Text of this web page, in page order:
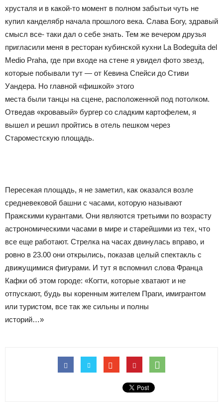
хрусталя и в какой-то момент в полном забытьи чуть не
купил канделябр начала прошлого века. Слава Богу, здравый
смысл все- таки дал о себе знать. Тем же вечером друзья
пригласили меня в ресторан кубинской кухни La Bodeguita del
Medio Praha, где при входе на стене я увидел фото звезд,
которые побывали тут — от Кевина Спейси до Стиви
Уандера. Но главной «фишкой» этого
места были танцы на сцене, расположенной под потолком.
Отведав «кровавый» бургер со сладким картофелем, я
вышел и решил пройтись в отель пешком через
Староместскую площадь.
Пересекая площадь, я не заметил, как оказался возле
средневековой башни с часами, которую называют
Пражскими курантами. Они являются третьими по возрасту
астрономическими часами в мире и старейшими из тех, что
все еще работают. Стрелка на часах двинулась вправо, и
ровно в 23.00 они открылись, показав целый спектакль с
движущимися фигурами. И тут я вспомнил слова Франца
Кафки об этом городе: «Когти, которые хватают и не
отпускают, будь вы коренным жителем Праги, имигрантом
или туристом, все так же сильны и полны
историй…»